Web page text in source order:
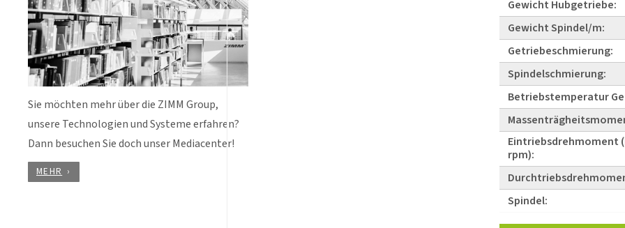
Sie möchten mehr über die ZIMM Group,
unsere Technologien und Systeme erfahren?
Dann besuchen Sie doch unser Mediacenter!
MEHR
Gewicht Hubgetriebe:
Gewicht Spindel/m:
Getriebeschmierung:
Spindelschmierung:
Betriebstemperatur
Eintriebsdrehmoment
rpm):
Spindel: